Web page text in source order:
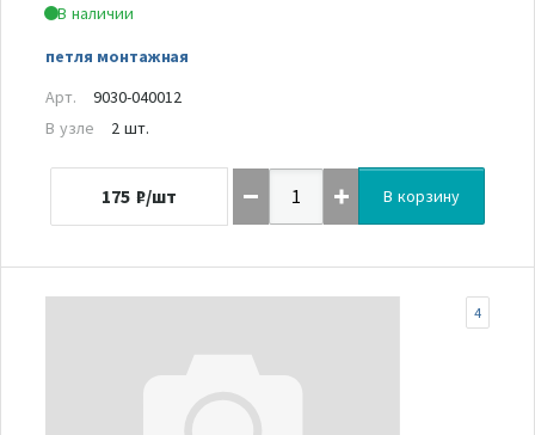
В наличии
петля монтажная
Арт.
9030-040012
В узле
2 шт.
175 ₽/шт В корзину
4